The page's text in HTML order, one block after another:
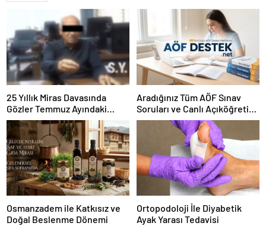
25 Yıllık Miras Davasında
Gözler Temmuz Ayındaki
Karar Duruşmasına Çevrildi
Aradığınız Tüm AÖF Sınav
Soruları ve Canlı Açıköğretim
Forumu Burada
Osmanzadem ile Katkısız ve
Doğal Beslenme Dönemi
Ortopodoloji İle Diyabetik
Ayak Yarası Tedavisi